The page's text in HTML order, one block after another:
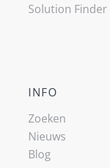
Solution Finder
INFO
Zoeken
Nieuws
Blog